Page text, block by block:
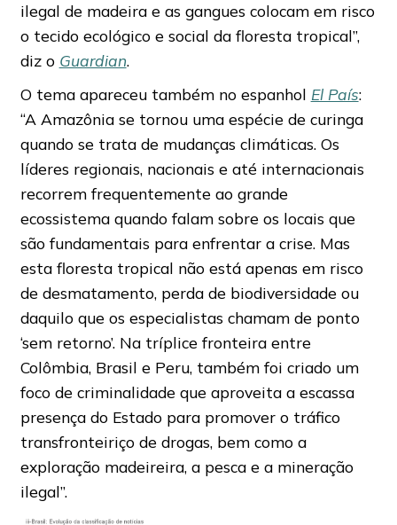
ilegal de madeira e as gangues colocam em risco
o tecido ecológico e social da floresta tropical”,
diz o Guardian.
O tema apareceu também no espanhol El País:
“A Amazônia se tornou uma espécie de curinga
quando se trata de mudanças climáticas. Os
líderes regionais, nacionais e até internacionais
recorrem frequentemente ao grande
ecossistema quando falam sobre os locais que
são fundamentais para enfrentar a crise. Mas
esta floresta tropical não está apenas em risco
de desmatamento, perda de biodiversidade ou
daquilo que os especialistas chamam de ponto
‘sem retorno’. Na tríplice fronteira entre
Colômbia, Brasil e Peru, também foi criado um
foco de criminalidade que aproveita a escassa
presença do Estado para promover o tráfico
transfronteiriço de drogas, bem como a
exploração madeireira, a pesca e a mineração
ilegal”.